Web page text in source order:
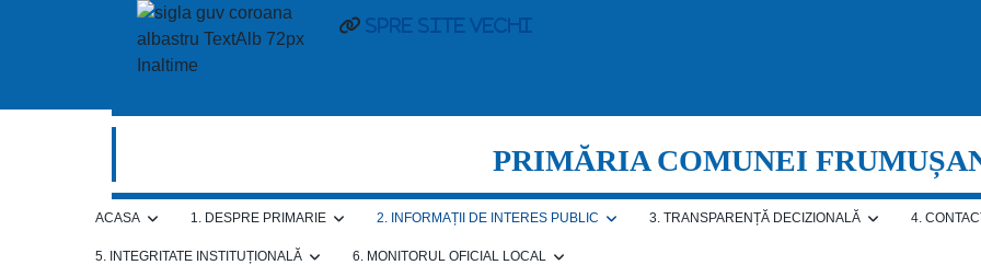
spre site vechi
PRIMĂRIA COMUNEI
ACASA 1. DESPRE PRIMARIE 2. INFORMAȚII DE INTERES PUBLIC 3. TRANSPARENȚĂ DECIZIONALĂ 4.
5. INTEGRITATE INSTITUȚIONALĂ 6. MONITORUL OFICIAL LOCAL